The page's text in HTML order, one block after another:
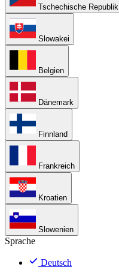
Tschechische Republik
Slowakei
Belgien
Dänemark
Finnland
Frankreich
Kroatien
Slowenien
Sprache
Deutsch